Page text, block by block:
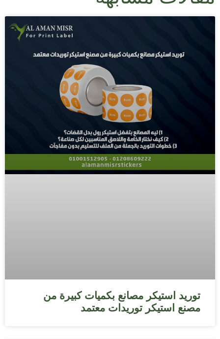
توريد استيكر مصانع بكميات كبيرة من
مصنع استيكر توريدات معتمد